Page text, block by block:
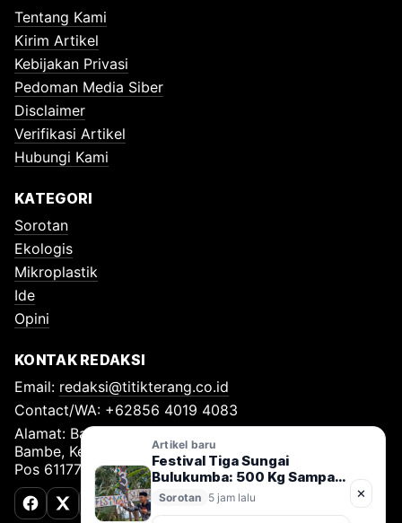
Tentang Kami
Kirim Artikel
Kebijakan Privasi
Pedoman Media Siber
Disclaimer
Verifikasi Artikel
Hubungi Kami
KATEGORI
Sorotan
Ekologis
Mikroplastik
Ide
Opini
KONTAK REDAKSI
Email: redaksi@titikterang.co.id
Contact/WA: +62856 4019 4083
Alamat: Bambe Nomor 115, RT 009 RW 009, Desa
Bambe, Kecamatan Driyorejo, Kabupaten Gresik, Kode
Pos 61177
FacebookX (Twitter)
TikTok
Artikel baru
Festival Tiga Sungai
Bulukumba: 500 Kg Sampah
Diangkut, Gerakan Jaga
Sungai Nusantara Resmi
Sorotan 5 jam lalu ✕